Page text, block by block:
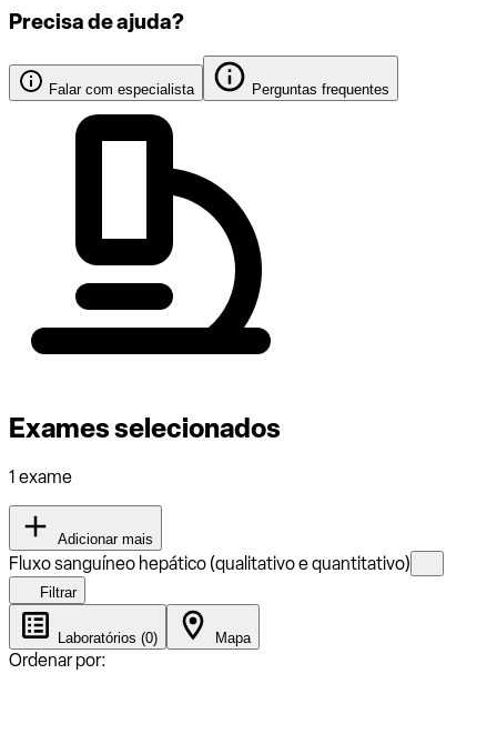
Precisa de ajuda?
Falar com especialista Perguntas frequentes
Exames selecionados
1 exame
Adicionar mais
Fluxo sanguíneo hepático (qualitativo e quantitativo)
Filtrar
Laboratórios (0) Mapa
Ordenar por: